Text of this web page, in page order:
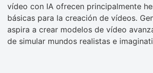
vídeo con IA ofrecen principalmente
básicas para la creación de vídeos.
aspira a crear modelos de vídeo
de simular mundos realistas e